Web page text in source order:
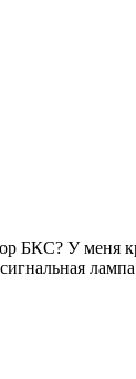
БКС? У меня